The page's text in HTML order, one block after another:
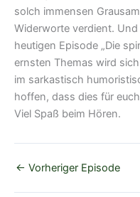
solch immensen
Widerworte verdient.
heutigen Episode „Die
ernsten Themas wird
im sarkastisch
hoffen, dass dies für
Viel Spaß beim Hören.
← Vorheriger Episode